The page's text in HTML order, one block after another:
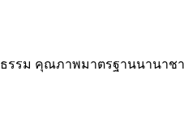
รรม คุณภาพมาตรฐานนานาช